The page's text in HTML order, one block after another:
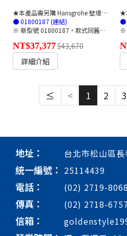
★本產品需另購 Hansgrohe 壁埋軸心管線盒ibox🔗
● 01800187 (連結)
※ 新型號 01800187，款式同舊型號 01800180
NT$37,377$43,670
詳細介紹
★
●
※
≤ < 1 2 3
地址： 台北市松山區
統一編號： 25114439
電話： (02) 2719-8068
傳真： (02) 2718-6757
信箱：